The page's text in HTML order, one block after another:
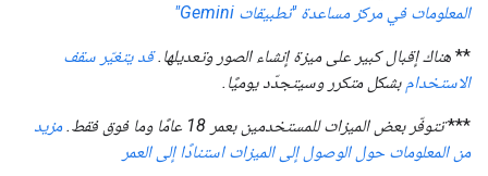
المعلومات في مركز مساعدة "تطبيقات Gemini"
** هناك إقبال كبير على ميزة إنشاء الصور وتعديلها.قد يتغيّر سقف
الاستخدام بشكل متكرر وسيتجدّد يوميًا.
***تتوفّر بعض الميزات للمستخدمين بعمر 18 عامًا وما فوق فقط.
مزيد
من المعلومات حول الوصول إلى الميزات استنادًا إلى العمر